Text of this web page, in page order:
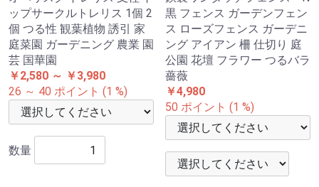
ップサークルトレリス 1個 2
個 つる性 観葉植物 誘引 家
庭菜園 ガーデニング 農業 園
芸 国華園
￥2,580 ～ ￥3,980
26 ～ 40 ポイント (1 %)
数量
黒 フェンス ガーデンフェン
ス ローズフェンス ガーデニ
ング アイアン 柵 仕切り 庭
公園 花壇 フラワー つるバラ
薔薇
￥4,980
50 ポイント (1 %)